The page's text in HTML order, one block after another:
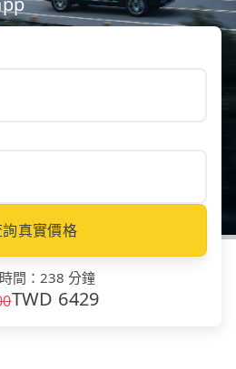
詢真實價格
間 ： 238 分鐘
TWD 6429